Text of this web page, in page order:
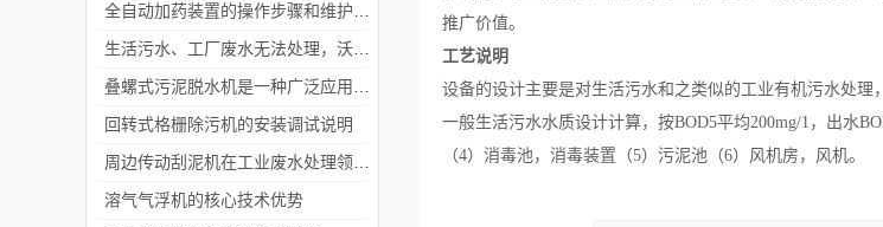
推广价值。
工艺说明
设备的设计主要是对生活污水和之类似的工业有机污水处
一般生活污水水质设计计算，按BOD5平均200mg/1，出水
（4）消毒池，消毒装置（5）污泥池（6）风机房，风机。
回转式格栅除污机的安装调试说明
溶气气浮机的核心技术优势